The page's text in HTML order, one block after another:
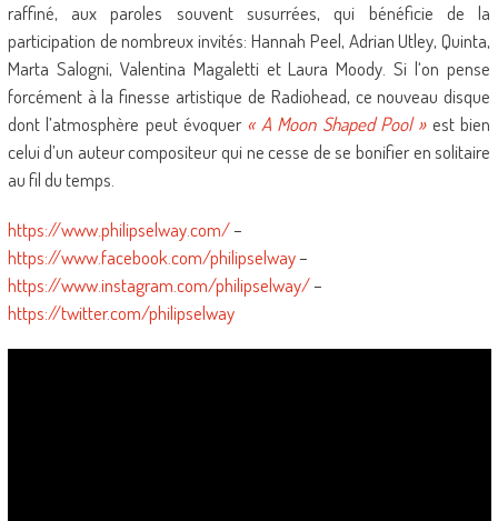
raffiné, aux paroles souvent susurrées, qui bénéficie de la
participation de nombreux invités: Hannah Peel, Adrian Utley, Quinta,
Marta Salogni, Valentina Magaletti et Laura Moody. Si l‘on pense
forcément à la finesse artistique de Radiohead, ce nouveau disque
dont l’atmosphère peut évoquer « A Moon Shaped Pool »est bien
celui d’un auteur compositeur qui ne cesse de se bonifier en solitaire
au fil du temps.
https://www.philipselway.com/–
https://www.facebook.com/philipselway–
https://www.instagram.com/philipselway/–
https://twitter.com/philipselway